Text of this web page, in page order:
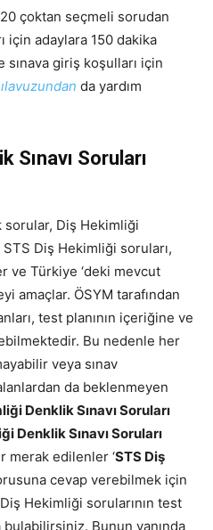
çoktan seçmeli sorudan
için adaylara 150 dakika
sınava giriş koşulları için
da yardım
Sınavı Soruları
sorular, Diş Hekimliği
Diş Hekimliği soruları,
ve Türkiye ‘deki mevcut
amaçlar. ÖSYM tarafından
test planının içeriğine ve
Bu nedenle her
veya sınav
da beklenmeyen
Denklik Sınavı Soruları
Denklik Sınavı Soruları
merak edilenler ‘STS Diş
cevap verebilmek için
Hekimliği sorularının test
bulabilirsiniz. Bunun yanında